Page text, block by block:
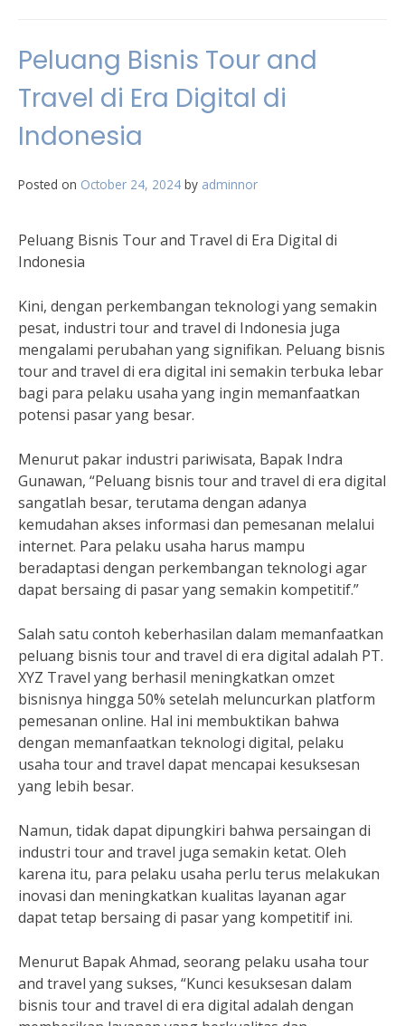
Peluang Bisnis Tour and
Travel di Era Digital di
Indonesia
Posted on October 24, 2024 by adminnor
Peluang Bisnis Tour and Travel di Era Digital di
Indonesia
Kini, dengan perkembangan teknologi yang semakin
pesat, industri tour and travel di Indonesia juga
mengalami perubahan yang signifikan. Peluang bisnis
tour and travel di era digital ini semakin terbuka lebar
bagi para pelaku usaha yang ingin memanfaatkan
potensi pasar yang besar.
Menurut pakar industri pariwisata, Bapak Indra
Gunawan, “Peluang bisnis tour and travel di era digital
sangatlah besar, terutama dengan adanya
kemudahan akses informasi dan pemesanan melalui
internet. Para pelaku usaha harus mampu
beradaptasi dengan perkembangan teknologi agar
dapat bersaing di pasar yang semakin kompetitif.”
Salah satu contoh keberhasilan dalam memanfaatkan
peluang bisnis tour and travel di era digital adalah PT.
XYZ Travel yang berhasil meningkatkan omzet
bisnisnya hingga 50% setelah meluncurkan platform
pemesanan online. Hal ini membuktikan bahwa
dengan memanfaatkan teknologi digital, pelaku
usaha tour and travel dapat mencapai kesuksesan
yang lebih besar.
Namun, tidak dapat dipungkiri bahwa persaingan di
industri tour and travel juga semakin ketat. Oleh
karena itu, para pelaku usaha perlu terus melakukan
inovasi dan meningkatkan kualitas layanan agar
dapat tetap bersaing di pasar yang kompetitif ini.
Menurut Bapak Ahmad, seorang pelaku usaha tour
and travel yang sukses, “Kunci kesuksesan dalam
bisnis tour and travel di era digital adalah dengan